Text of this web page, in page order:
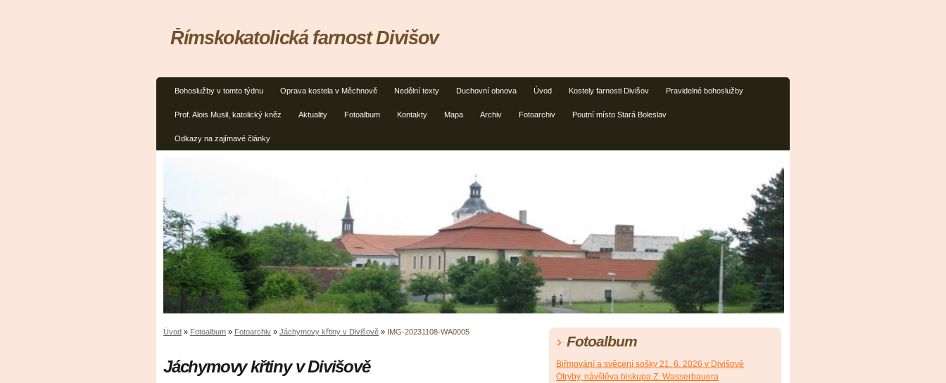
Bohoslužby v tomto týdnu Oprava kostela v Měchnově Nedělní texty Duchovní obnova Úvod Kostely farnosti Divišov Pravidelné bohoslužby
Prof. Alois Musil, katolický kněz Aktuality Fotoalbum Kontakty Mapa Archiv Fotoarchiv Poutní místo Stará Boleslav
Odkazy na zajímavé články
Římskokatolická farnost Divišov
Úvod » Fotoalbum » Fotoarchiv » Jáchymovy křtiny v Divišově » IMG-20231108-WA0005
Jáchymovy křtiny v Divišově
Fotoalbum
Biřmování a svěcení sošky 21. 6. 2026 v Divišově
Otryby, návštěva biskupa Z. Wasserbauera